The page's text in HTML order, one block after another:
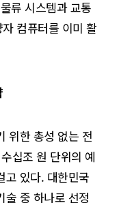
류 시스템과 교통
컴퓨터를 이미 활
위한 총성 없는 전
십조 원 단위의 예
고 있다. 대한민국
술 중 하나로 선정